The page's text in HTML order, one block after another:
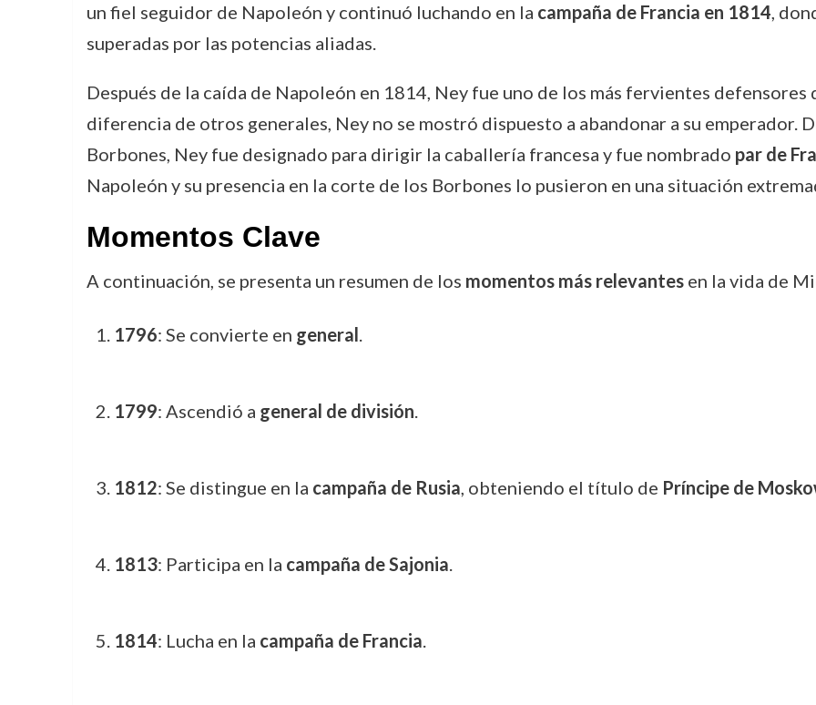
un fiel seguidor de Napoleón y continuó luchando en la campaña de Francia en 1814,
superadas por las potencias aliadas.
Después de la caída de Napoleón en 1814, Ney fue uno de los más fervientes
diferencia de otros generales, Ney no se mostró dispuesto a abandonar a su emperador.
Borbones, Ney fue designado para dirigir la caballería francesa y fue nombrado par de
Napoleón y su presencia en la corte de los Borbones lo pusieron en una situación
Momentos Clave
A continuación, se presenta un resumen de los momentos más relevantesen la vida de
1796: Se convierte en general.
1799: Ascendió a general de división.
1812: Se distingue en la campaña de Rusia, obteniendo el título de Príncipe de
1813: Participa en la campaña de Sajonia.
1814: Lucha en la campaña de Francia.